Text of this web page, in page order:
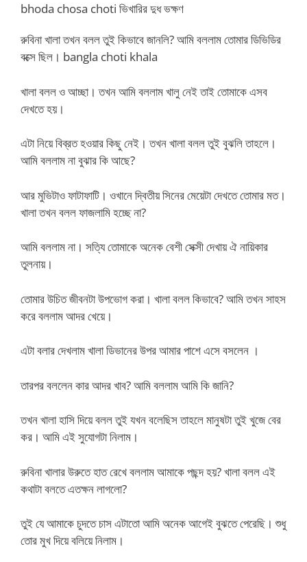
bhoda chosa choti ভিখারির দুধ ভক্ষণ
রুবিনা খালা তখন বলল তুই কিভাবে জানলি? আমি বললাম তোমার ডিভিডির
বক্সে ছিল। bangla choti khala
খালা বলল ও আচ্ছা। তখন আমি বললাম খালু নেই তাই তোমাকে এসব
দেখতে হয়।
এটা নিয়ে বিব্রত হওয়ার কিছু নেই। তখন খালা বলল তুই বুঝলি তাহলে।
আমি বললাম না বুঝার কি আছে?
আর মুভিটাও ফাটাফাটি। ওখানে দ্বিতীয় সিনের মেয়েটা দেখতে তোমার মত।
খালা তখন বলল ফাজলামি হচ্ছে না?
আমি বললাম না। সত্যি তোমাকে অনেক বেশী সেক্সী দেখায় ঐ নায়িকার
তুলনায়।
তোমার উচিত জীবনটা উপভোগ করা। খালা বলল কিভাবে? আমি তখন সাহস
করে বললাম আদর খেয়ে।
এটা বলার দেখলাম খালা ডিভানের উপর আমার পাশে এসে বসলেন ।
তারপর বললেন কার আদর খাব? আমি বললাম আমি কি জানি?
তখন খালা হাসি দিয়ে বলল তুই যখন বলেছিস তাহলে মানুষটা তুই খুজে বের
কর। আমি এই সুযোগটা নিলাম।
রুবিনা খালার উরুতে হাত রেখে বললাম আমাকে পছন্দ হয়? খালা বলল এই
কথাটা বলতে এতক্ষন লাগলো?
তুই যে আমাকে চুদতে চাস এটাতো আমি অনেক আগেই বুঝতে পেরেছি। শুধু
তোর মুখ দিয়ে বলিয়ে নিলাম।